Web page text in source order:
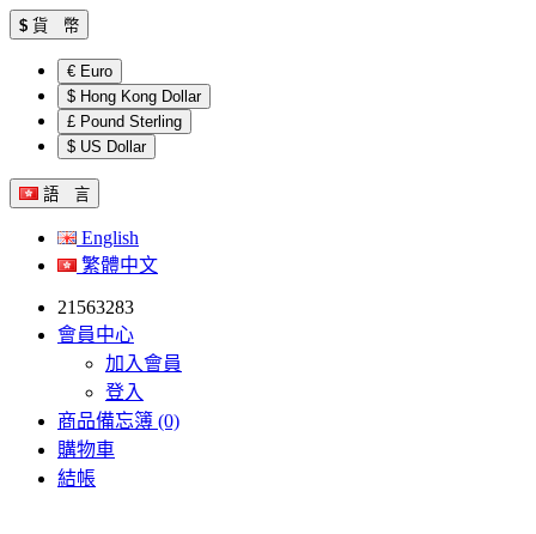
$ 貨 幣
€ Euro
$ Hong Kong Dollar
£ Pound Sterling
$ US Dollar
語 言
English
繁體中文
21563283
會員中心
加入會員
登入
商品備忘簿 (0)
購物車
結帳